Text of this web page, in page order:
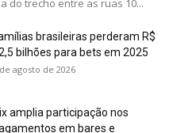
do trecho entre as ruas 10...
brasileiras perderam R$
bilhões para bets em 2025
agosto de 2026
amplia participação nos
em bares e